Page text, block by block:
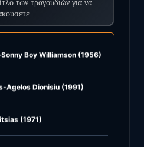
των τραγουδιών για να
Boy Williamson (1956)
Agelos Dionisiu (1991)
(1971)